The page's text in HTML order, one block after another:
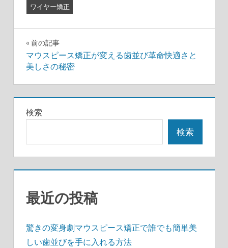
ワイヤー矯正
投
稿
ナ
ビ
ゲ
ー
シ
ン
前の記事
マウスピース矯正が変える歯並び革命快適さと
美しさの秘密
検索
検索
最近の投稿
驚きの変身劇マウスピース矯正で誰でも簡単美
しい歯並びを手に入れる方法